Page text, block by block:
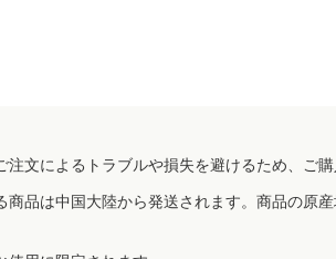
文によるトラブルや損失を避けるため、ご
品は中国大陸から発送されます。商品の原